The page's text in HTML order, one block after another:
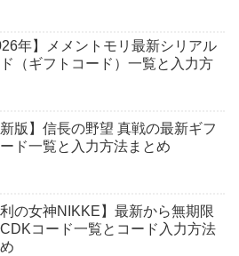
年】メメントモリ最新シリアル
（ギフトコード）一覧と入力方
新版】信長の野望 真戦の最新ギフ
ード一覧と入力方法まとめ
利の女神NIKKE】最新から無期限
コード一覧とコード入力方法